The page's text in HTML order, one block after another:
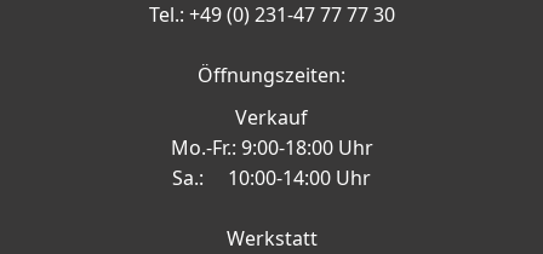
Tel.: +49 (0) 231-47 77 77 30
Öffnungszeiten:
Verkauf
Mo.-Fr.: 9:00-18:00 Uhr
Sa.: 10:00-14:00 Uhr
Werkstatt